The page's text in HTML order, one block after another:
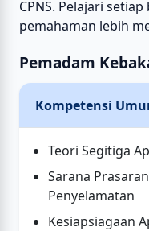
CPNS. Pelajari
pemahaman lebih
Pemadam
Kompetensi
Teori Segitiga
Sarana
Penyelamatan
Kesiapsiagaan